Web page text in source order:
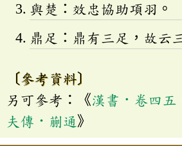
與楚：效忠協助項羽。
鼎足：鼎有三足，故云
〔參考資料〕
另可參考：《漢書．卷四五
夫傳．蒯通》